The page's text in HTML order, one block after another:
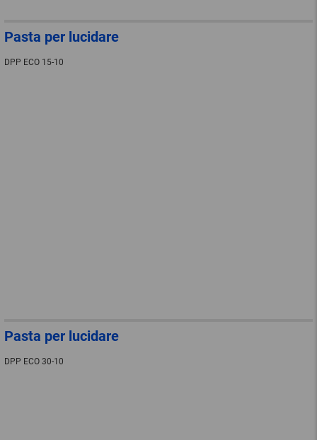
Pasta per lucidare
DPP ECO 15-10
Pasta per lucidare
DPP ECO 30-10